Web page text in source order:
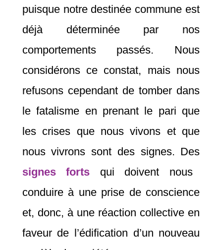
puisque notre destinée commune est
déjà déterminée par nos
comportements passés. Nous
considérons ce constat, mais nous
refusons cependant de tomber dans
le fatalisme en prenant le pari que
les crises que nous vivons et que
nous vivrons sont des signes. Des
signes forts qui doivent nous
conduire à une prise de conscience
et, donc, à une réaction collective en
faveur de l’édification d’un nouveau